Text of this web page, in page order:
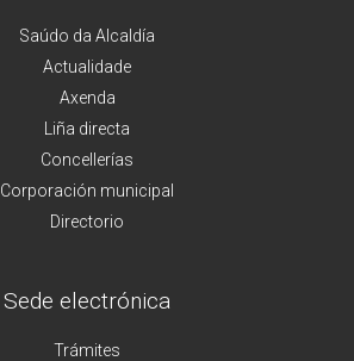
Saúdo da Alcaldía
Actualidade
Axenda
Liña directa
Concellerías
Corporación municipal
Directorio
Sede electrónica
Trámites